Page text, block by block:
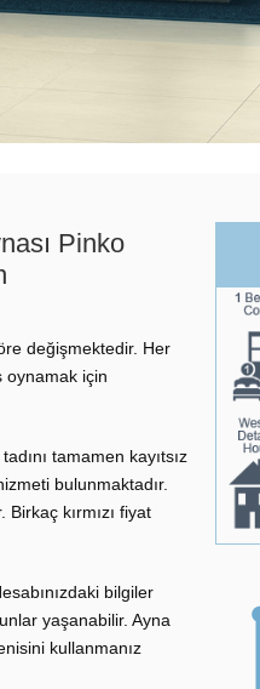
Pinko
değişmektedir. Her
oynamak için
tamamen kayıtsız
bulunmaktadır.
kırmızı fiyat
bilgiler
yaşanabilir. Ayna
kullanmanız